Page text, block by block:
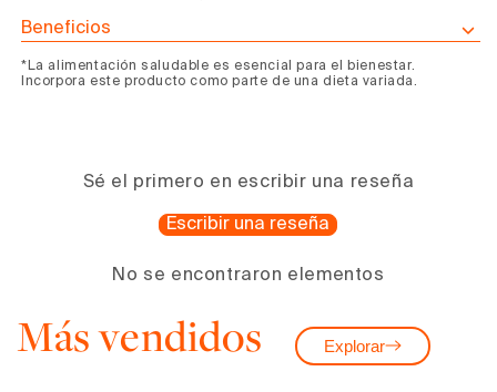
Beneficios
*La alimentación saludable es esencial para el bienestar.
Incorpora este producto como parte de una dieta variada.
Sé el primero en escribir una reseña
Escribir una reseña
No se encontraron elementos
Más vendidos Explorar